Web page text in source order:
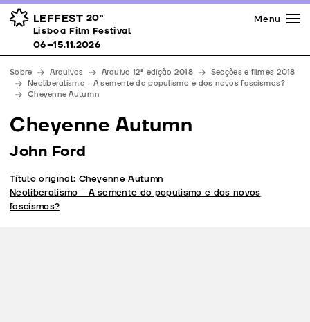
LEFFEST 20º
Lisboa Film Festival 06–15.11.2026
Prémios
Espaços
Apoios
Equipa
Downloads
Menu
Lisboa Film Festival
06–15.11.2026
Sobre Arquivos Arquivo 12ª edição 2018
Secções e filmes 2018
Neoliberalismo - A semente do populismo e dos novos fascismos?
Cheyenne Autumn
Cheyenne Autumn
John Ford
Título original: Cheyenne Autumn
Neoliberalismo - A semente do populismo e dos novos
fascismos?